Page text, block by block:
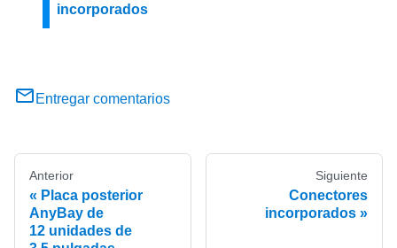
incorporados
Entregar comentarios
Anterior
Placa posterior
AnyBay de
12 unidades de
Siguiente
Conectores
incorporados